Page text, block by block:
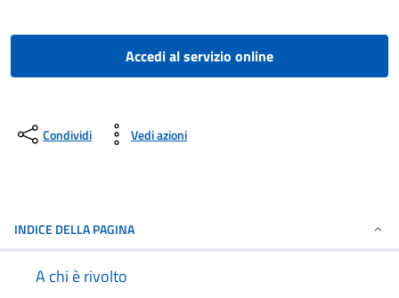
Accedi al servizio online
Condividi Vedi azioni
INDICE DELLA PAGINA
A chi è rivolto